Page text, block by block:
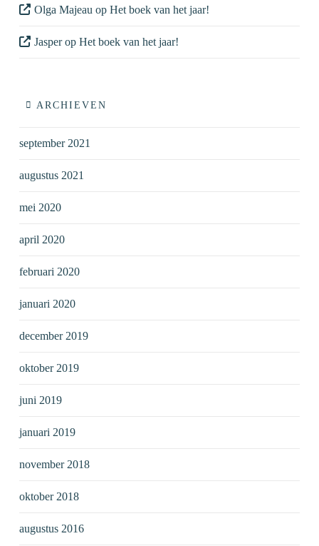
Olga Majeau op Het boek van het jaar!
Jasperop Het boek van het jaar!
ARCHIEVEN
september 2021
augustus 2021
mei 2020
april 2020
februari 2020
januari 2020
december 2019
oktober 2019
juni 2019
januari 2019
november 2018
oktober 2018
augustus 2016